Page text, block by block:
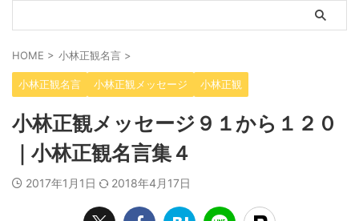
HOME > 小林正観名言 >
小林正観名言 小林正観メッセージ 小林正観
小林正観メッセージ９１から１２０
｜小林正観名言集４
2017年1月1日 2018年4月17日